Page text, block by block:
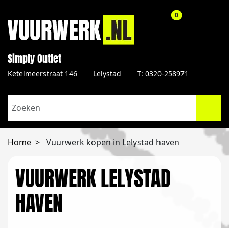
Simply Outlet
Ketelmeerstraat 146 Lelystad T: 0320-258971
0aantal
Home Vuurwerk kopen in Lelystad haven
VUURWERK LELYSTAD
HAVEN